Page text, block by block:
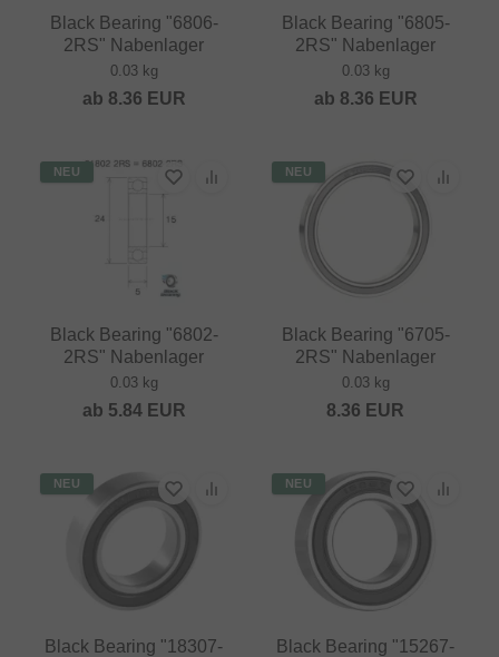
Black Bearing "6806-
2RS" Nabenlager
0.03 kg
ab 8.36 EUR
Black Bearing "6805-
2RS" Nabenlager
0.03 kg
ab 8.36 EUR
NEU
Black Bearing "6802-
2RS" Nabenlager
0.03 kg
ab 5.84EUR
NEU
Black Bearing "6705-
2RS" Nabenlager
0.03 kg
8.36 EUR
NEU
Black Bearing "18307-
NEU
Black Bearing "15267-